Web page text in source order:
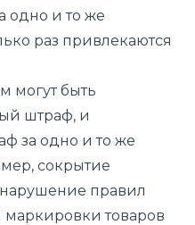
одно и то же
раз привлекаются
могут быть
штраф, и
за одно и то же
сокрытие
нарушение правил
товаров